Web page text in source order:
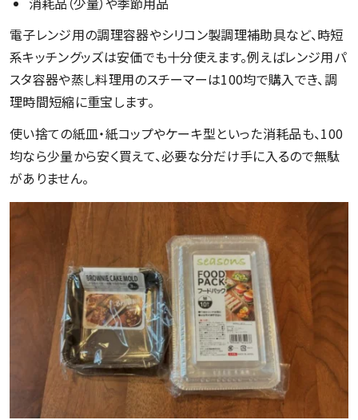
電子レンジ用の調理容器やシリコン製調理補助具など、時短
系キッチングッズは安価でも十分使えます。例えばレンジ用パ
スタ容器や蒸し料理用のスチーマーは100均で購入でき、調
理時間短縮に重宝します。
使い捨ての紙皿・紙コップやケーキ型といった消耗品も、100
均なら少量から安く買えて、必要な分だけ手に入るので無駄
がありません。